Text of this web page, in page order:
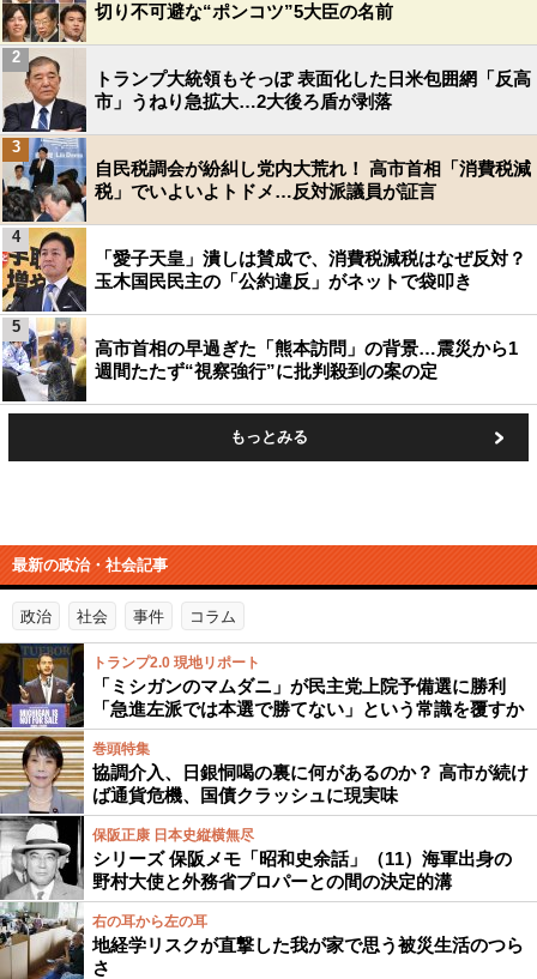
切り不可避な“ポンコツ”5大臣の名前
トランプ大統領もそっぽ 表面化した日米包囲網「反高
市」うねり急拡大…2大後ろ盾が剥落
2
自民税調会が紛糾し党内大荒れ！ 高市首相「消費税減
税」でいよいよトドメ…反対派議員が証言
3
「愛子天皇」潰しは賛成で、消費税減税はなぜ反対？
玉木国民民主の「公約違反」がネットで袋叩き
4
高市首相の早過ぎた「熊本訪問」の背景…震災から1
週間たたず“視察強行”に批判殺到の案の定
5
もっとみる
最新の政治・社会記事
政治 社会 事件 コラム
トランプ2.0 現地リポート
「ミシガンのマムダニ」が民主党上院予備選に勝利
「急進左派では本選で勝てない」という常識を覆すか
巻頭特集
協調介入、日銀恫喝の裏に何があるのか？ 高市が続け
ば通貨危機、国債クラッシュに現実味
保阪正康 日本史縦横無尽
シリーズ 保阪メモ「昭和史余話」（11）海軍出身の
野村大使と外務省プロパーとの間の決定的溝
右の耳から左の耳
地経学リスクが直撃した我が家で思う被災生活のつら
さ